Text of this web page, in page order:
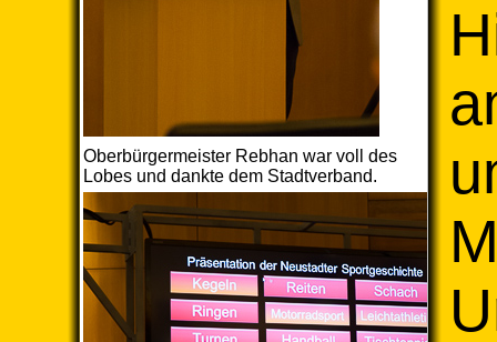
Oberbürgermeister Rebhan war voll des
Lobes und dankte dem Stadtverband.